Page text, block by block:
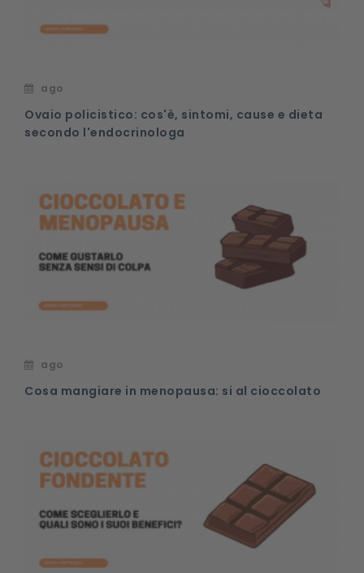
ago
Ovaio policistico: cos'è, sintomi, cause e dieta
secondo l'endocrinologa
ago
Cosa mangiare in menopausa: si al cioccolato